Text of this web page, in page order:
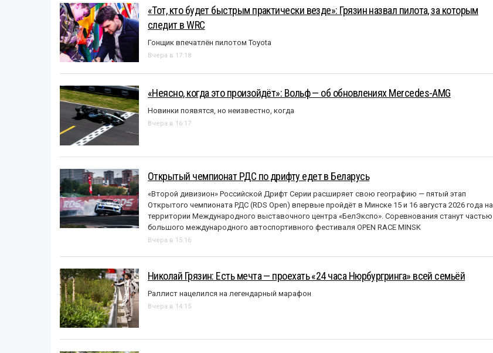
«Тот, кто будет быстрым практически везде»: Грязин назвал пилота, за которым
следит в WRC
Гонщик впечатлён пилотом Toyota
Вчера в 17:18
«Неясно, когда это произойдёт»: Вольф — об обновлениях Mercedes-AMG
Новинки появятся, но неизвестно, когда
Вчера в 16:17
Открытый чемпионат РДС по дрифту едет в Беларусь
«Второй дивизион» Российской Дрифт Серии расширяет свою географию — пятый этап
Открытого чемпионата РДС (RDS Open) впервые пройдёт в Минске 15 и 16 августа 2026 года на
территории Международного выставочного центра «БелЭкспо». Соревнования станут частью
большого международного автоспортивного фестиваля OPEN RACE MINSK
Вчера в 15:16
Николай Грязин: Есть мечта — проехать «24 часа Нюрбургринга» всей семьёй
Раллист нацелился на легендарный марафон
Вчера в 14:15